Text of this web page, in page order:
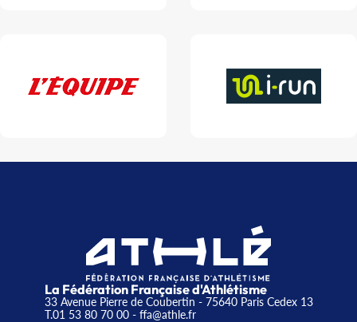
La Fédération Française d'Athlétisme
33 Avenue Pierre de Coubertin - 75640 Paris Cedex 13
T.01 53 80 70 00- ffa@athle.fr